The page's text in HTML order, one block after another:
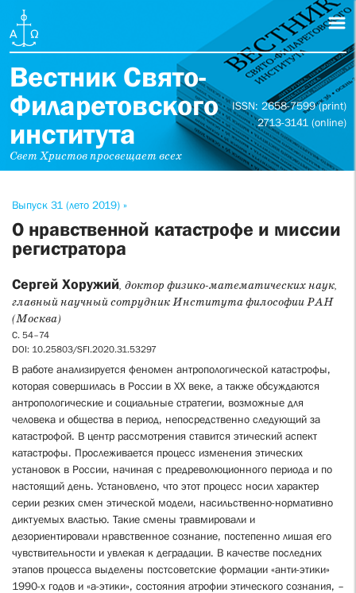
Вестник Свято-
Филаретовского
института
Свет Христов просвещает всех
ISSN: 2658-7599 (print)
2713-3141 (online)
Выпуск 31 (лето 2019) »
О нравственной катастрофе и миссии
регистратора
Сергей Хоружий, доктор физико-математических наук,
главный научный сотрудник Института философии РАН
(Москва)
С. 54–74
DOI: 10.25803/SFI.2020.31.53297
В работе анализируется феномен антропологической катастрофы,
которая совершилась в России в XX веке, а также обсуждаются
антропологические и социальные стратегии, возможные для
человека и общества в период, непосредственно следующий за
катастрофой. В центр рассмотрения ставится этический аспект
катастрофы. Прослеживается процесс изменения этических
установок в России, начиная с предреволюционного периода и по
настоящий день. Установлено, что этот процесс носил характер
серии резких смен этической модели, насильственно-нормативно
диктуемых властью. Такие смены травмировали и
дезориентировали нравственное сознание, постепенно лишая его
чувствительности и увлекая к деградации. В качестве последних
этапов процесса выделены постсоветские формации «анти-этики»
1990-х годов и «а-этики», состояния атрофии этического сознания, –